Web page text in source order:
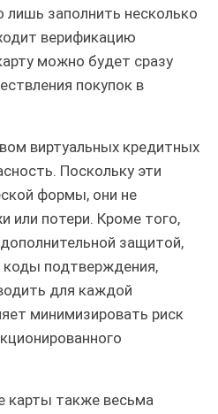
лишь заполнить несколько
верификацию
можно будет сразу
покупок в
виртуальных кредитных
Поскольку эти
формы, они не
или потери. Кроме того,
защитой,
коды подтверждения,
для каждой
минимизировать риск
карты также весьма